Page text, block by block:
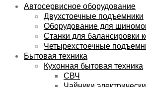
Автосервисное оборудование
Двухстоечные подъемники
Оборудование для
Станки для балансировки
Четырехстоечные
Бытовая техника
Кухонная бытовая техника
СВЧ